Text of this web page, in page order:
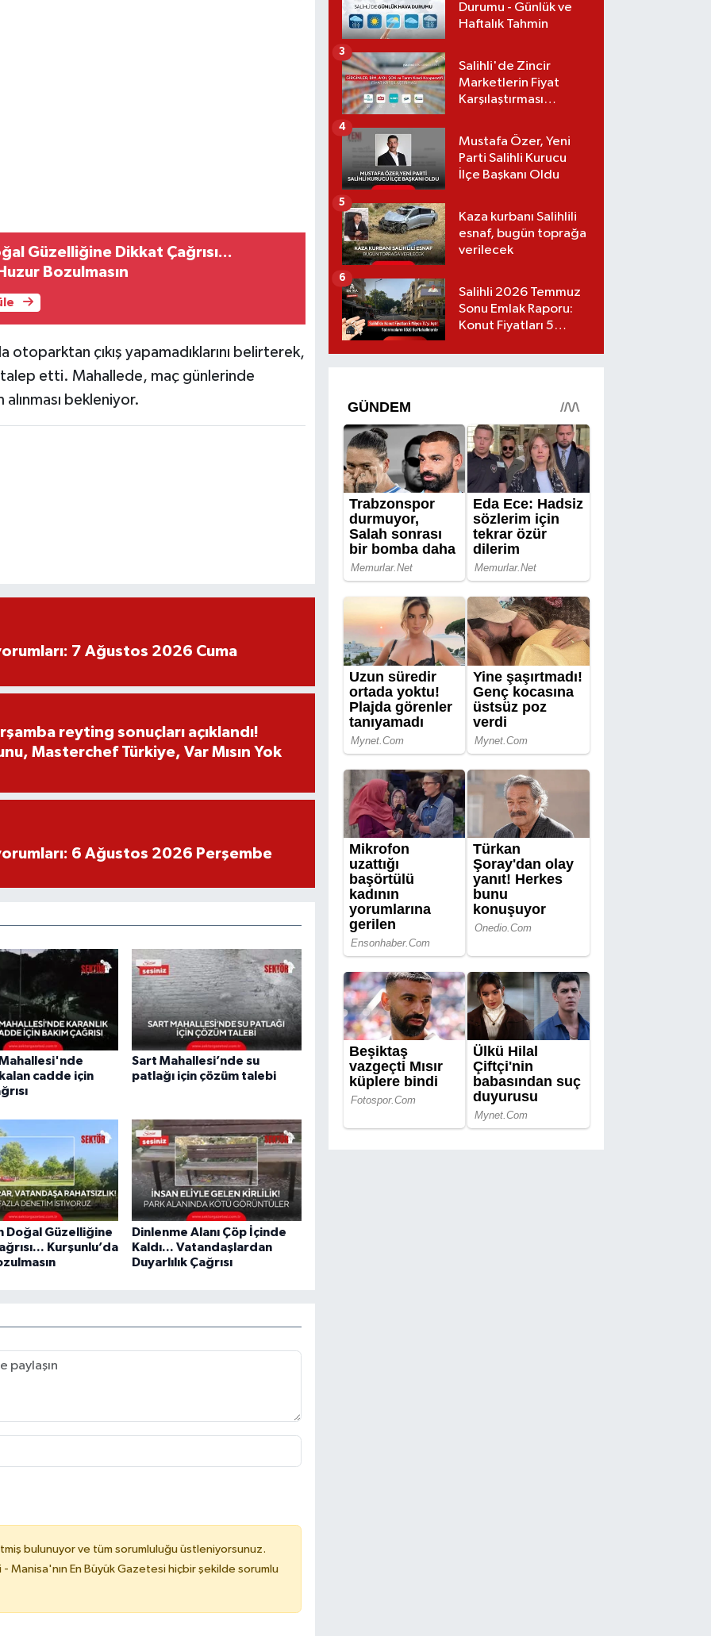
Güzelliğine Dikkat Çağrısı...
Bozulmasın
çıkış yapamadıklarını belirterek,
talep etti. Mahallede, maç günlerinde
bekleniyor.
7 Ağustos 2026 Cuma
reyting sonuçları açıklandı!
Masterchef Türkiye, Var Mısın Yok
6 Ağustos 2026 Perşembe
cadde için
Sart Mahallesi’nde su
patlağı için çözüm talebi
Doğal Güzelliğine
Kurşunlu’da
Dinlenme Alanı Çöp İçinde
Kaldı... Vatandaşlardan
Duyarlılık Çağrısı
bulunuyor ve tüm sorumluluğu üstleniyorsunuz.
Manisa'nın En Büyük Gazetesi hiçbir şekilde sorumlu
Durumu - Günlük ve
Haftalık Tahmin
Salihli'de Zincir
Marketlerin Fiyat
Karşılaştırması
3
Mustafa Özer, Yeni
Parti Salihli Kurucu
İlçe Başkanı Oldu
4
Kaza kurbanı Salihlili
esnaf, bugün toprağa
verilecek
5
Salihli 2026 Temmuz
Sonu Emlak Raporu:
Konut Fiyatları 5
6